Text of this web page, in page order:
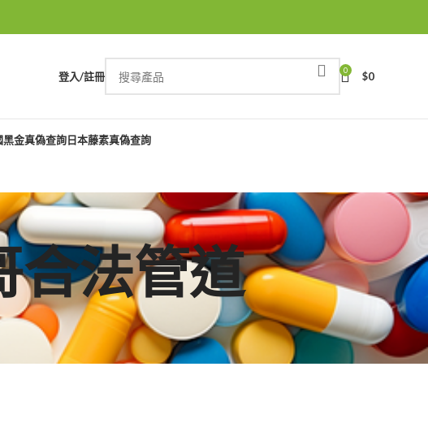
登入/註冊 0 $0
黑金真偽查詢日本藤素真偽查詢
法管道